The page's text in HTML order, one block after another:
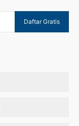
Daftar Gratis